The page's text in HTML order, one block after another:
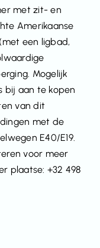
met zit- en
Amerikaanse
een ligbad,
Mogelijk
bij aan te kopen
van dit
met de
E40/E19.
voor meer
plaatse: +32 498